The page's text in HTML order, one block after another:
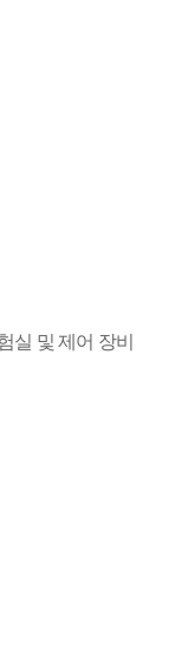
실 및 제어 장비